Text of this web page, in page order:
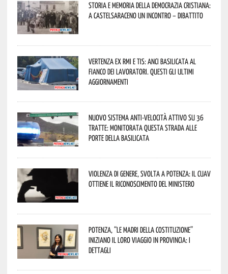
Storia e memoria della Democrazia Cristiana:
a Castelsaraceno un incontro – dibattito
Vertenza ex RMI e TIS: ANCI Basilicata al
fianco dei lavoratori. Questi gli ultimi
aggiornamenti
Nuovo sistema anti-velocità attivo su 36
tratte: monitorata questa strada alle
porte della Basilicata
Violenza di genere, svolta a Potenza: il CUAV
ottiene il riconoscimento del Ministero
Potenza, “Le Madri della Costituzione”
iniziano il loro viaggio in provincia: i
dettagli